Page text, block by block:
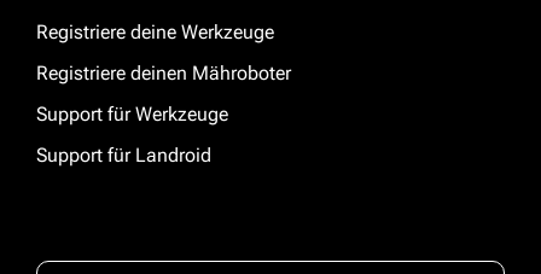
Registriere deine Werkzeuge
Registriere deinen Mähroboter
Support für Werkzeuge
Support für Landroid